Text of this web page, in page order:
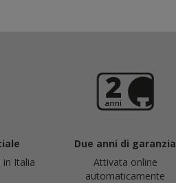
in Italia
Due anni di garanzia
Attivata online
automaticamente